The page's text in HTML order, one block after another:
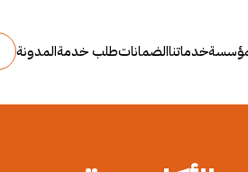
خدماتناالضماناتطلب خدمةالمدونة